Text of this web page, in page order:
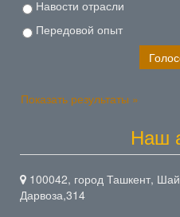
Навости отрасли
Передовой опыт
Показать результаты »
Наш
100042, город Ташкент,
Дарвоза,314